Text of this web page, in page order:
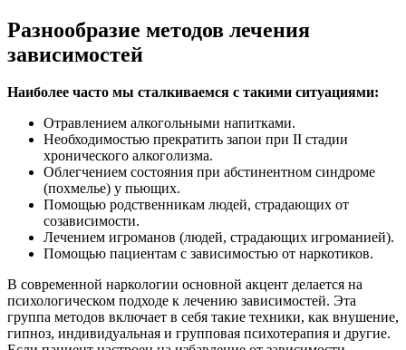
Разнообразие методов лечения
зависимостей
Наиболее часто мы сталкиваемся с такими ситуациями:
Отравлением алкогольными напитками.
Необходимостью прекратить запои при II стадии
хронического алкоголизма.
Облегчением состояния при абстинентном синдроме
(похмелье) у пьющих.
Помощью родственникам людей, страдающих от
созависимости.
Лечением игроманов (людей, страдающих игроманией).
Помощью пациентам с зависимостью от наркотиков.
В современной наркологии основной акцент делается на
психологическом подходе к лечению зависимостей. Эта
группа методов включает в себя такие техники, как внушение,
гипноз, индивидуальная и групповая психотерапия и другие.